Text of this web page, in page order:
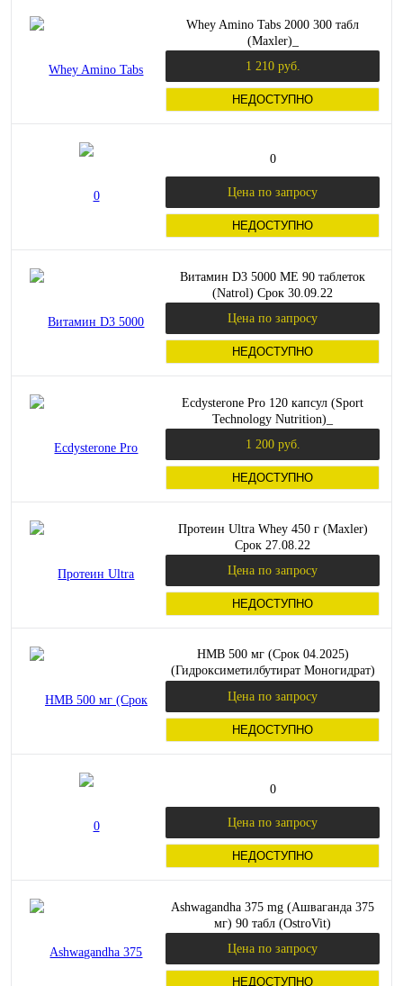
Whey Amino Tabs 2000 300 табл
(Maxler)_
1 210 руб.
НЕДОСТУПНО
0
Цена по запросу
НЕДОСТУПНО
Витамин D3 5000 МЕ 90 таблеток
(Natrol) Срок 30.09.22
Цена по запросу
НЕДОСТУПНО
Ecdysterone Pro 120 капсул (Sport
Technology Nutrition)_
1 200 руб.
НЕДОСТУПНО
Протеин Ultra Whey 450 г (Maxler)
Срок 27.08.22
Цена по запросу
НЕДОСТУПНО
HMB 500 мг (Срок 04.2025)
(Гидроксиметилбутират Моногидрат)
Цена по запросу
НЕДОСТУПНО
0
Цена по запросу
НЕДОСТУПНО
Ashwagandha 375 mg (Ашваганда 375
мг) 90 табл (OstroVit)
Цена по запросу
НЕДОСТУПНО